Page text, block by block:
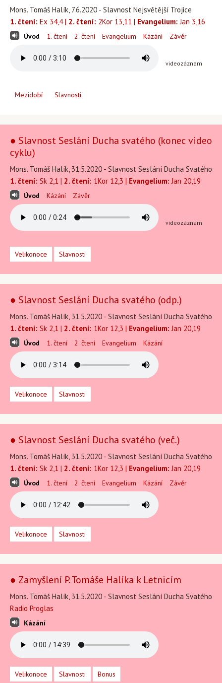
Mons. Tomáš Halík, 7.6.2020 - Slavnost Nejsvětější Trojice
1. čtení: Ex 34,4 | 2. čtení: 2Kor 13,11 | Evangelium: Jan 3,16
Úvod 1. čtení 2. čtení Evangelium Kázání Závěr
videozáznam
Mezidobí Slavnosti
● Slavnost Seslání Ducha svatého (konec video
cyklu)
Mons. Tomáš Halík, 31.5.2020 - Slavnost Seslání Ducha Svatého
1. čtení: Sk 2,1 | 2. čtení: 1Kor 12,3 | Evangelium: Jan 20,19
Úvod Kázání Závěr
videozáznam
Velikonoce Slavnosti
● Slavnost Seslání Ducha svatého (odp.)
Mons. Tomáš Halík, 31.5.2020 - Slavnost Seslání Ducha Svatého
1. čtení: Sk 2,1 | 2. čtení: 1Kor 12,3 | Evangelium: Jan 20,19
Úvod 1. čtení 2. čtení Evangelium Kázání
Velikonoce Slavnosti
● Slavnost Seslání Ducha svatého (več.)
Mons. Tomáš Halík, 31.5.2020 - Slavnost Seslání Ducha Svatého
1. čtení: Sk 2,1 | 2. čtení: 1Kor 12,3 | Evangelium: Jan 20,19
Úvod 1. čtení 2. čtení Evangelium Kázání Závěr
Velikonoce Slavnosti
● Zamyšlení P. Tomáše Halíka k Letnicím
Mons. Tomáš Halík, 31.5.2020 - Slavnost Seslání Ducha Svatého
Radio Proglas
Kázání
Velikonoce Slavnosti Bonus